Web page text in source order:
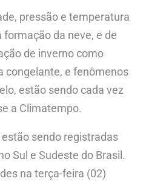
pressão e temperatura
da neve, e de
de inverno como
congelante, e fenômenos
estão sendo cada vez
a Climatempo.
sendo registradas
Sul e Sudeste do Brasil.
na terça-feira (02)